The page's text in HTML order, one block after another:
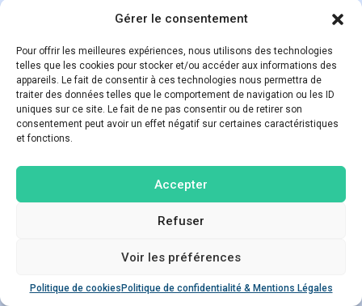
Gérer le consentement
Pour offrir les meilleures expériences, nous utilisons des technologies
telles que les cookies pour stocker et/ou accéder aux informations des
appareils. Le fait de consentir à ces technologies nous permettra de
traiter des données telles que le comportement de navigation ou les ID
uniques sur ce site. Le fait de ne pas consentir ou de retirer son
consentement peut avoir un effet négatif sur certaines caractéristiques
et fonctions.
Accepter
Refuser
Voir les préférences
Politique de cookies Politique de confidentialité & Mentions Légales
Accédez à notre
simulateur en ligne via
ce lien
Commencer
Poser une question
Open